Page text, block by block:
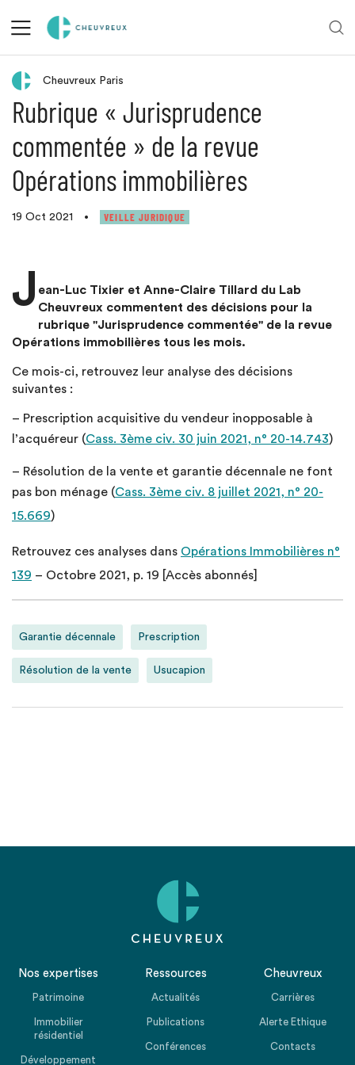
Retour aux actualités
Cheuvreux Paris
Rubrique « Jurisprudence
commentée » de la revue
Opérations immobilières
19 Oct 2021 • VEILLE JURIDIQUE
J ean-Luc Tixier et Anne-Claire Tillard du Lab
Cheuvreux commentent des décisions pour la
rubrique "Jurisprudence commentée" de la revue
Opérations immobilières tous les mois.
Ce mois-ci, retrouvez leur analyse des décisions
suivantes :
– Prescription acquisitive du vendeur inopposable à
l’acquéreur (Cass. 3ème civ. 30 juin 2021, n° 20-14.743)
– Résolution de la vente et garantie décennale ne font
pas bon ménage (Cass. 3ème civ. 8 juillet 2021, n° 20-
15.669)
Retrouvez ces analyses dans Opérations Immobilières n°
139 – Octobre 2021, p. 19 [Accès abonnés]
Garantie décennale Prescription
Résolution de la vente Usucapion
Nos expertises
Patrimoine
Immobilier
résidentiel
Développement
Ressources
Actualités
Publications
Conférences
Cheuvreux
Carrières
Alerte Ethique
Contacts